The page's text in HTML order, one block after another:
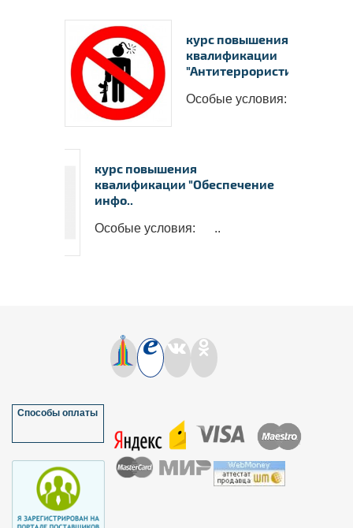
курс повышения
квалификации
"Антитеррористиче..
Особые условия: ..
курс повышения
квалификации "Обеспечение
инфо..
Особые условия: ..
Способы оплаты